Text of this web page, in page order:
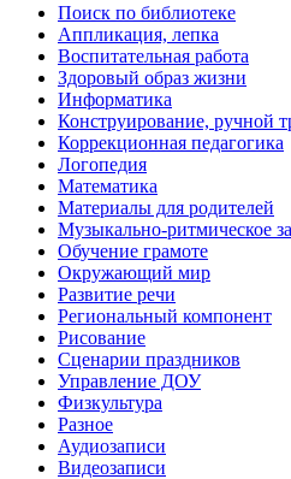
Поиск по библиотеке
Аппликация, лепка
Воспитательная работа
Здоровый образ жизни
Информатика
Конструирование, ручной
Коррекционная педагогика
Логопедия
Математика
Материалы для родителей
Музыкально-ритмическое
Обучение грамоте
Окружающий мир
Развитие речи
Региональный компонент
Рисование
Сценарии праздников
Управление ДОУ
Физкультура
Разное
Аудиозаписи
Видеозаписи